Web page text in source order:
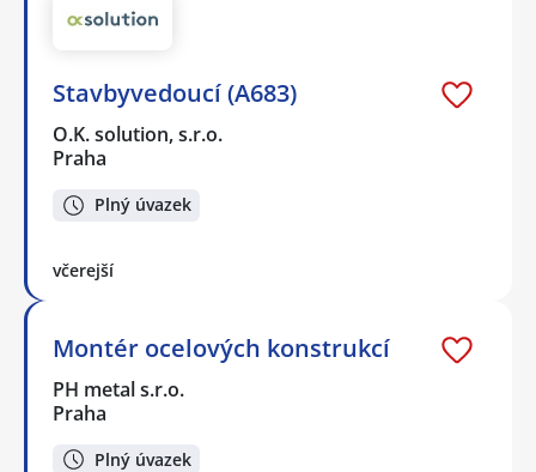
Stavbyvedoucí (A683)
O.K. solution, s.r.o.
Praha
Plný úvazek
včerejší
Montér ocelových konstrukcí
PH metal s.r.o.
Praha
Plný úvazek